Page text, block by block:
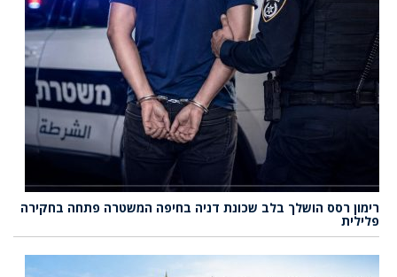
רימון רסס הושלך בלב שכונת דניה בחיפה המשטרה פתחה בחקירה
פלילית